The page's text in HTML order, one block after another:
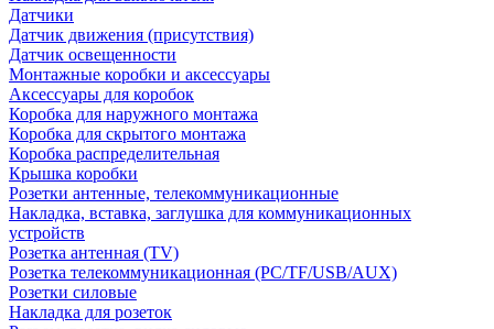
Датчики
Датчик движения (присутствия)
Датчик освещенности
Монтажные коробки и аксессуары
Аксессуары для коробок
Коробка для наружного монтажа
Коробка для скрытого монтажа
Коробка распределительная
Крышка коробки
Розетки антенные, телекоммуникационные
Накладка, вставка, заглушка для коммуникационных
устройств
Розетка антенная (TV)
Розетка телекоммуникационная (PC/TF/USB/AUX)
Розетки силовые
Накладка для розеток